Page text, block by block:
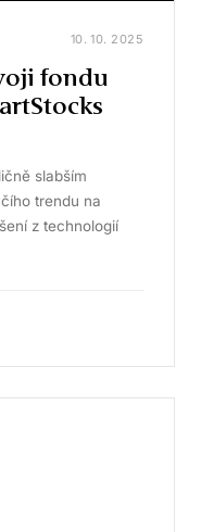
10. 10. 2025
fondu
slabším
trendu na
z technologií